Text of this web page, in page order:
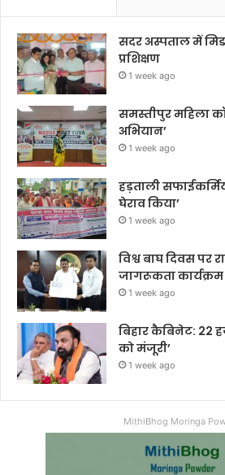
सदर अस्पताल में
प्रशिक्षण
1 week ago
समस्तीपुर महिला
अभियान’
1 week ago
हड़ताली
घेराव किया’
1 week ago
विश्व बाघ दिवस पर
जागरूकता कार्यक्रम
1 week ago
बिहार कैबिनेट: 22
को मंजूरी’
1 week ago
MithiBhog Moringa